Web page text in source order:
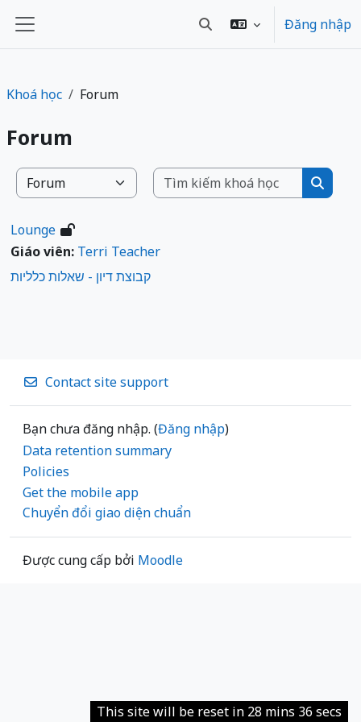
Bảng điều khiển cạnh Chuyển đổi chọn tìm kiếm
Đăng nhập
Khoá học Forum
Forum
Danh mục khoá học
Tìm
Tìm
Lounge
Giáo viên: Terri Teacher
קבוצת דיון - שאלות כלליות
Contact site support
Bạn chưa đăng nhập. (Đăng nhập)
Data retention summary
Policies
Get the mobile app
Chuyển đổi giao diện chuẩn
Được cung cấp bởi Moodle
This site will be reset in 28 mins 36 secs